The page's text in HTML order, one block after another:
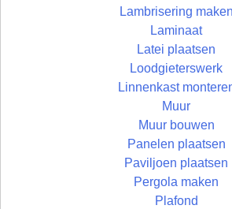
Lambrisering maken
Laminaat
Latei plaatsen
Loodgieterswerk
Linnenkast
Muur
Muur bouwen
Panelen plaatsen
Paviljoen plaatsen
Pergola maken
Plafond